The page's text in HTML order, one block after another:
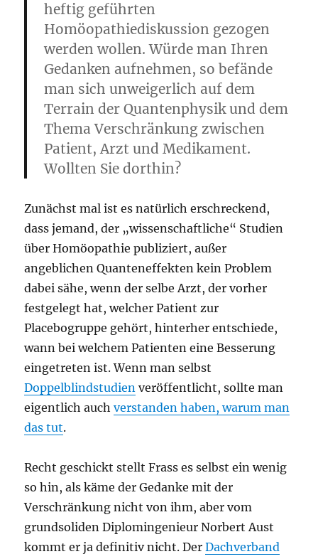
heftig geführten
Homöopathiediskussion gezogen
werden wollen.Würde man Ihren
Gedanken aufnehmen, so befände
man sich unweigerlich auf dem
Terrain der Quantenphysik und dem
Thema Verschränkung zwischen
Patient, Arzt und Medikament.
Wollten Sie dorthin?
Zunächst mal ist es natürlich erschreckend,
dass jemand, der „wissenschaftliche“ Studien
über Homöopathie publiziert, außer
angeblichen Quanteneffekten kein Problem
dabei sähe, wenn der selbe Arzt, der vorher
festgelegt hat, welcher Patient zur
Placebogruppe gehört, hinterher entschiede,
wann bei welchem Patienten eine Besserung
eingetreten ist. Wenn man selbst
Doppelblindstudien veröffentlicht, sollte man
eigentlich auchverstanden haben, warum man
das tut.
Recht geschickt stellt Frass es selbst ein wenig
so hin, als käme der Gedanke mit der
Verschränkung nicht von ihm, aber vom
grundsoliden Diplomingenieur Norbert Aust
kommt er ja definitiv nicht. DerDachverband